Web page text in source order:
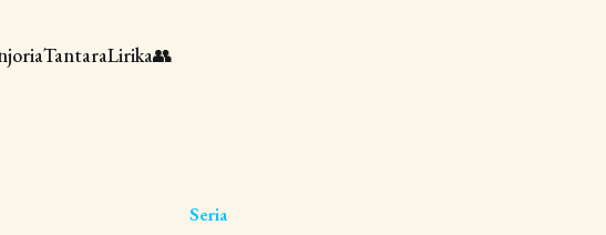
TantaraLirika👥
Seria